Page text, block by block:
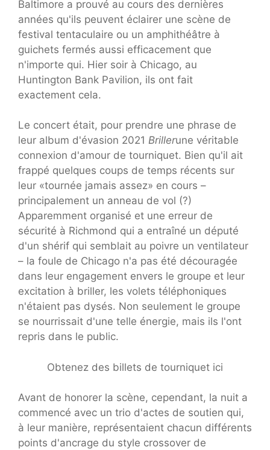
Baltimore a prouvé au cours des dernières
années qu'ils peuvent éclairer une scène de
festival tentaculaire ou un amphithéâtre à
guichets fermés aussi efficacement que
n'importe qui. Hier soir à Chicago, au
Huntington Bank Pavilion, ils ont fait
exactement cela.
Le concert était, pour prendre une phrase de
leur album d'évasion 2021 Brillerune véritable
connexion d'amour de tourniquet. Bien qu'il ait
frappé quelques coups de temps récents sur
leur «tournée jamais assez» en cours –
principalement un anneau de vol (?)
Apparemment organisé et une erreur de
sécurité à Richmond qui a entraîné un député
d'un shérif qui semblait au poivre un ventilateur
– la foule de Chicago n'a pas été découragée
dans leur engagement envers le groupe et leur
excitation à briller, les volets téléphoniques
n'étaient pas dysés. Non seulement le groupe
se nourrissait d'une telle énergie, mais ils l'ont
repris dans le public.
Obtenez des billets de tourniquet ici
Avant de honorer la scène, cependant, la nuit a
commencé avec un trio d'actes de soutien qui,
à leur manière, représentaient chacun différents
points d'ancrage du style crossover de